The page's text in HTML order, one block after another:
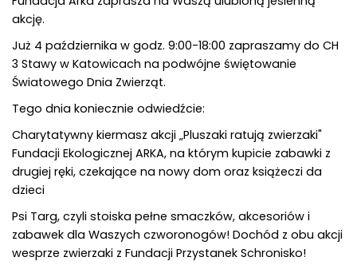
akcję.
Już 4 października w godz. 9:00-18:00 zapraszamy do CH
3 Stawy w Katowicach na podwójne świętowanie
Światowego Dnia Zwierząt.
Tego dnia koniecznie odwiedźcie:
Charytatywny kiermasz akcji „Pluszaki ratują zwierzaki"
Fundacji Ekologicznej ARKA, na którym kupicie zabawki z
drugiej ręki, czekające na nowy dom oraz książeczi da
dzieci
Psi Targ, czyli stoiska pełne smaczków, akcesoriów i
zabawek dla Waszych czworonogów! Dochód z obu akcji
wesprze zwierzaki z Fundacji Przystanek Schronisko!